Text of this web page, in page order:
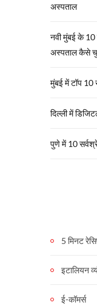
अस्पताल
नवी मुंबई के
अस्पताल कैसे
मुंबई में टॉप 10
दिल्ली में
पुणे में 10
5 मिनट
इटालियन
ई-कॉमर्स